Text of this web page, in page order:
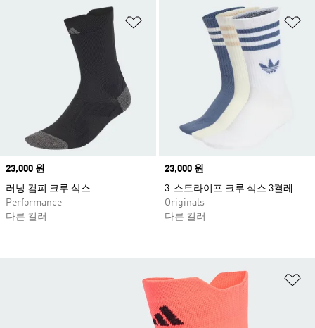
위시리스트 담기
Price
23,000 원
러닝 컴피 크루 삭스
Performance
다른 컬러
Price
23,000 원
3-스트라이프 크루 삭스 3켤레
Originals
다른 컬러